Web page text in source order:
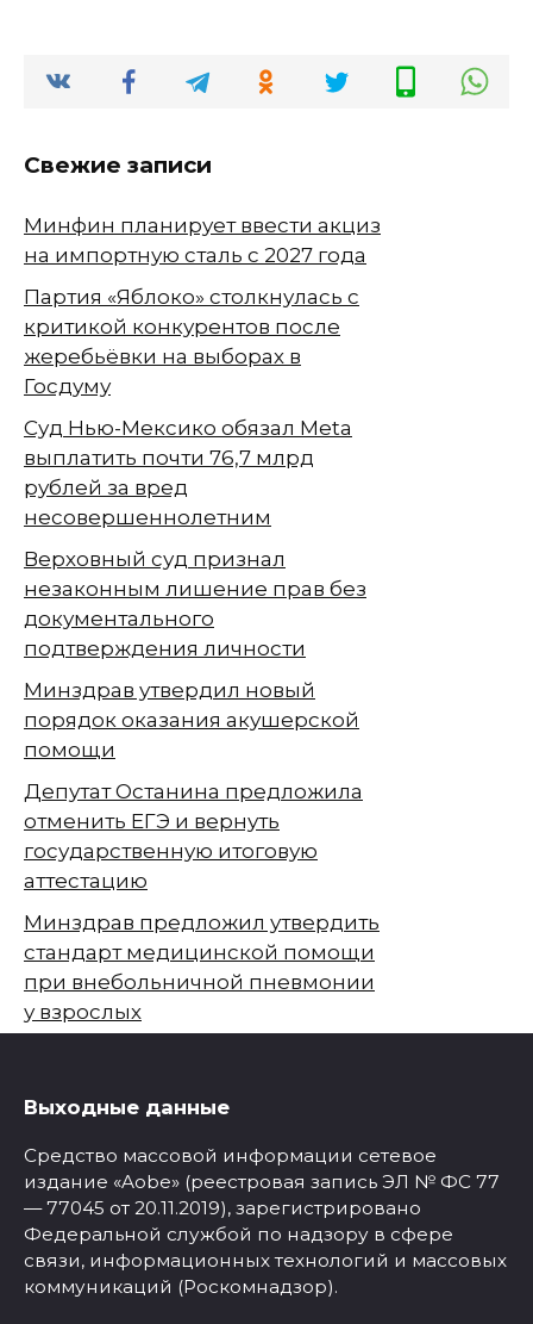
Свежие записи
Минфин планирует ввести акциз
на импортную сталь с 2027 года
Партия «Яблоко» столкнулась с
критикой конкурентов после
жеребьёвки на выборах в
Госдуму
Суд Нью-Мексико обязал Meta
выплатить почти 76,7 млрд
рублей за вред
несовершеннолетним
Верховный суд признал
незаконным лишение прав без
документального
подтверждения личности
Минздрав утвердил новый
порядок оказания акушерской
помощи
Депутат Останина предложила
отменить ЕГЭ и вернуть
государственную итоговую
аттестацию
Минздрав предложил утвердить
стандарт медицинской помощи
при внебольничной пневмонии
у взрослых
Выходные данные
Средство массовой информации сетевое
издание «Aobe» (реестровая запись ЭЛ № ФС 77
— 77045 от 20.11.2019), зарегистрировано
Федеральной службой по надзору в сфере
связи, информационных технологий и массовых
коммуникаций (Роскомнадзор).